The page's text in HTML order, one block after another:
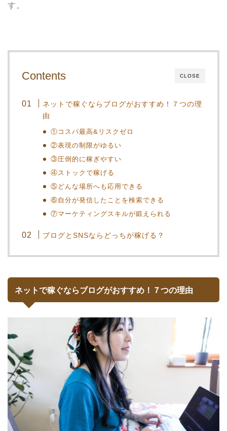
す。
CLOSE
Contents
ネットで稼ぐならブログがおすすめ！７つの理
由
①コスパ最高&リスクゼロ
②表現の制限がゆるい
③圧倒的に稼ぎやすい
④ストックで稼げる
⑤どんな場所へも応用できる
⑥自分が発信したことを検索できる
⑦マーケティングスキルが鍛えられる
ブログとSNSならどっちが稼げる？
ネットで稼ぐならブログがおすすめ！７つの理由